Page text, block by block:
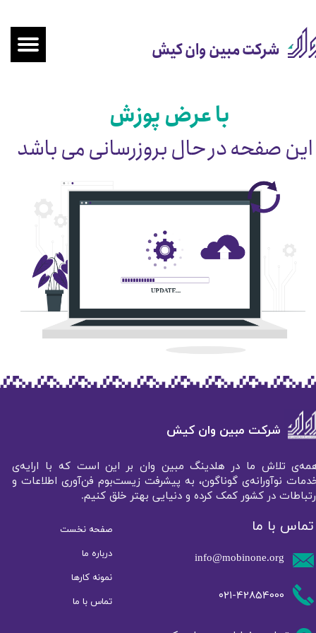
شرکت مبین وان کیش
​با عرض پوزش
این صفحه در حال بروزرسانی می باشد
تلاش ما در هلدینگ مبین وان بر این است که با ارایه‌ی
نوآورانه‌ی گوناگون، به پیشرفت زیست‌بوم فن‌آوری اطلاعات و
در کشور کمک کرده و دنیایی بهتر خلق کنیم.
شرکت مبین وان کیش
تماس با ما
۰۲۱-42854000
info@mobinone.org
صفحه نخست
درباره ما
نمونه کار‌ها
تماس با ما